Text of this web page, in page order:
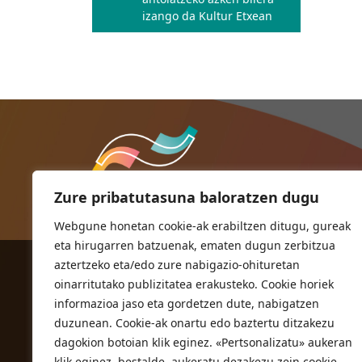
Zure pribatutasuna baloratzen dugu
Webgune honetan cookie-ak erabiltzen ditugu, gureak
eta hirugarren batzuenak, ematen dugun zerbitzua
aztertzeko eta/edo zure nabigazio-ohituretan
oinarritutako publizitatea erakusteko. Cookie horiek
informazioa jaso eta gordetzen dute, nabigatzen
duzunean. Cookie-ak onartu edo baztertu ditzakezu
dagokion botoian klik eginez. «Pertsonalizatu» aukeran
izango da Kultur Etxean
ORIOKO UDALA
Herriko plaza,1
20810 Orio (Gipuzkoa)
T. 943 83 03 46